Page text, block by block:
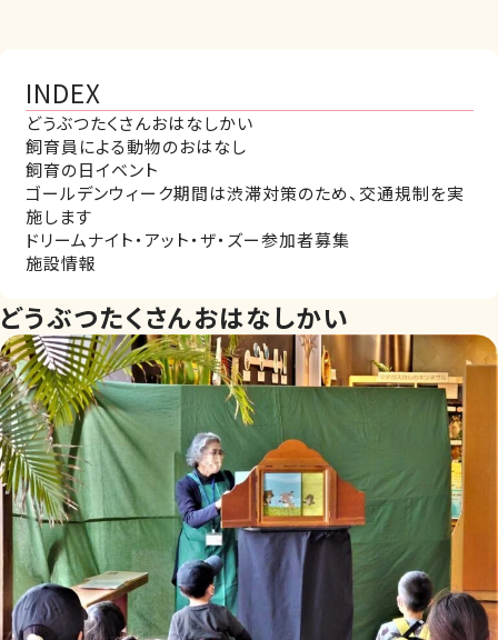
INDEX
どうぶつたくさんおはなしかい
飼育員による動物のおはなし
飼育の日イベント
ゴールデンウィーク期間は渋滞対策のため、交通規制を実
施します
ドリームナイト・アット・ザ・ズー参加者募集
施設情報
どうぶつたくさんおはなしかい